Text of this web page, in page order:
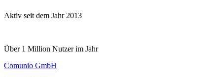
Aktiv seit dem Jahr 2013
Über 1 Million Nutzer im Jahr
Comunio GmbH